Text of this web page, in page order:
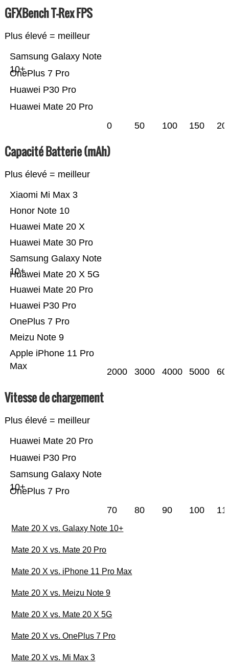
GFXBench T-Rex FPS
Plus élevé = meilleur
Huawei Mate 20 Pro
Huawei P30 Pro
OnePlus 7 Pro
Samsung Galaxy Note
10+
0 50 100 150
Capacité Batterie (mAh)
Plus élevé = meilleur
Apple iPhone 11 Pro
Max
Meizu Note 9
OnePlus 7 Pro
Huawei P30 Pro
Huawei Mate 20 Pro
Huawei Mate 20 X 5G
Samsung Galaxy Note
10+
Huawei Mate 30 Pro
Huawei Mate 20 X
Honor Note 10
Xiaomi Mi Max 3
2000 3000 4000 5000
Vitesse de chargement
Plus élevé = meilleur
OnePlus 7 Pro
Samsung Galaxy Note
10+
Huawei P30 Pro
Huawei Mate 20 Pro
70 80 90 100
Mate 20 X vs. Galaxy Note 10+
Mate 20 X vs. Mate 20 Pro
Mate 20 X vs. iPhone 11 Pro Max
Mate 20 X vs. Meizu Note 9
Mate 20 X vs. Mate 20 X 5G
Mate 20 X vs. OnePlus 7 Pro
Mate 20 X vs. Mi Max 3